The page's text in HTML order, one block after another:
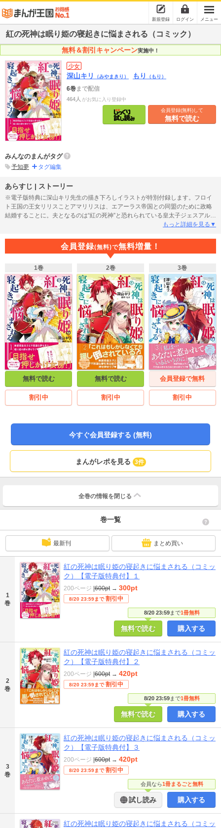
新規登録 ログイン メニュー
紅の死神は眠り姫の寝起きに悩まされる（コミック）
無料＆割引キャンペーン実施中！
少女
深山キリ （みやまきり） もり （もり）
6巻まで配信
464人 がお気に入り登録中
会員登録(無料)して
無料で読む
みんなのまんがタグ
予知夢 タグ編集
あらすじ | ストーリー
※電子版特典に深山キリ先生の描き下ろしイラストが特別付録します。フロイ
ト王国の王女リリスことアマリリスは、エアーラス帝国との同盟のために政略
結婚することに。夫となるのは“紅の死神”と恐れられている皇太子ジェスアル
ド。リリスのことを信用していないジェスアルドは冷たい態度を崩さない。め
いく。しかしリリスにも実は秘密があって…！
もっと詳細を見る▼
会員登録(無料)で無料増量！
1巻
無料で読む
割引中
2巻
無料で読む
割引中
3巻
会員登録で無料
割引中
今すぐ会員登録する (無料)
まんがレポを見る 3件
全巻の情報を 閉じる
巻一覧
最新刊 まとめ買い
1
巻
紅の死神は眠り姫の寝起きに悩まされる（コミッ
ク）【電子版特典付】１
8/20 23:59まで1冊無料
200ページ |600pt → 300pt
8/20 23:59まで 割引中
無料で読む 購入する
2
巻
紅の死神は眠り姫の寝起きに悩まされる（コミッ
ク）【電子版特典付】２
8/20 23:59まで1冊無料
200ページ |600pt → 420pt
8/20 23:59まで 割引中
無料で読む 購入する
3
巻
紅の死神は眠り姫の寝起きに悩まされる（コミッ
ク）【電子版特典付】３
会員なら1冊まるごと無料
200ページ |600pt → 420pt
8/20 23:59まで 割引中
試し読み 購入する
紅の死神は眠り姫の寝起きに悩まされる（コミッ